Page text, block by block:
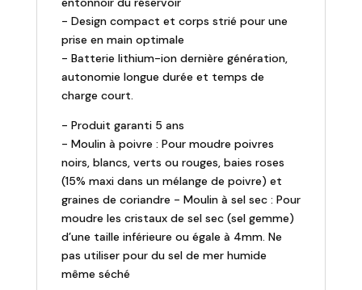
- Design compact et corps strié pour une
prise en main optimale
- Batterie lithium-ion dernière génération,
autonomie longue durée et temps de
charge court.
- Produit garanti 5 ans
- Moulin à poivre : Pour moudre poivres
noirs, blancs, verts ou rouges, baies roses
(15% maxi dans un mélange de poivre) et
graines de coriandre - Moulin à sel sec : Pour
moudre les cristaux de sel sec (sel gemme)
d’une taille inférieure ou égale à 4mm. Ne
pas utiliser pour du sel de mer humide
même séché